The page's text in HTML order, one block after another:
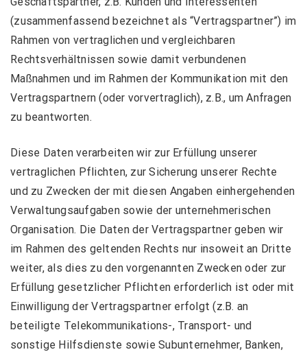
(zusammenfassend bezeichnet als “Vertragspartner”) im
Rahmen von vertraglichen und vergleichbaren
Rechtsverhältnissen sowie damit verbundenen
Maßnahmen und im Rahmen der Kommunikation mit den
Vertragspartnern (oder vorvertraglich), z.B., um Anfragen
zu beantworten.
Diese Daten verarbeiten wir zur Erfüllung unserer
vertraglichen Pflichten, zur Sicherung unserer Rechte
und zu Zwecken der mit diesen Angaben einhergehenden
Verwaltungsaufgaben sowie der unternehmerischen
Organisation. Die Daten der Vertragspartner geben wir
im Rahmen des geltenden Rechts nur insoweit an Dritte
weiter, als dies zu den vorgenannten Zwecken oder zur
Erfüllung gesetzlicher Pflichten erforderlich ist oder mit
Einwilligung der Vertragspartner erfolgt (z.B. an
beteiligte Telekommunikations-, Transport- und
sonstige Hilfsdienste sowie Subunternehmer, Banken,